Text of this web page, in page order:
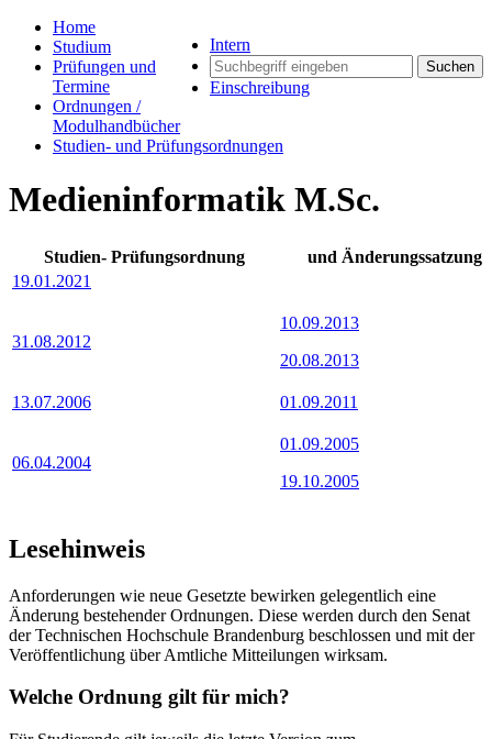
Intern
Suchen
Einschreibung
Home
Studium
Prüfungen und
Termine
Ordnungen /
Modulhandbücher
Studien- und Prüfungsordnungen
Medieninformatik M.Sc.
Studien- Prüfungsordnung
und Änderungssatzung
19.01.2021
31.08.2012
10.09.2013
20.08.2013
13.07.2006 01.09.2011
06.04.2004
01.09.2005
19.10.2005
Lesehinweis
Anforderungen wie neue Gesetzte bewirken gelegentlich eine
Änderung bestehender Ordnungen. Diese werden durch den Senat
der Technischen Hochschule Brandenburg beschlossen und mit der
Veröffentlichung über Amtliche Mitteilungen wirksam.
Welche Ordnung gilt für mich?